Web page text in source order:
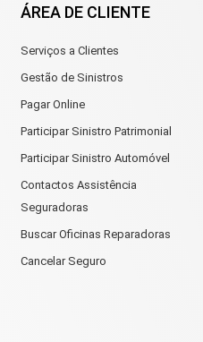
ÁREA DE CLIENTE
Serviços a Clientes
Gestão de Sinistros
Pagar Online
Participar Sinistro Patrimonial
Participar Sinistro Automóvel
Contactos Assistência
Seguradoras
Buscar Oficinas Reparadoras
Cancelar Seguro